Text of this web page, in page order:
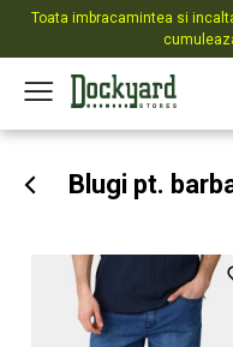
Toata imbracamintea si
Blugi pt.